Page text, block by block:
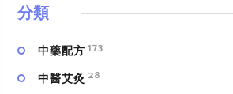
分類
中藥配方 173
中醫艾灸 28